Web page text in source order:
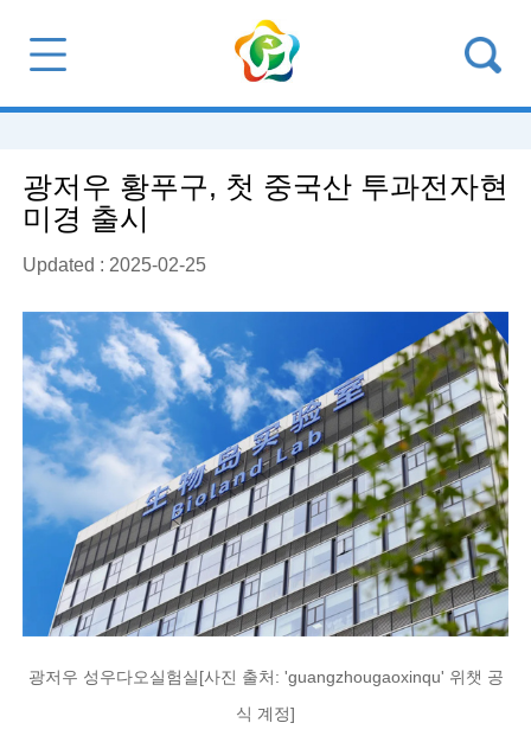
광저우 황푸구, 첫 중국산 투과전자현
미경 출시
Updated : 2025-02-25
광저우 성우다오실험실[사진 출처: 'guangzhougaoxinqu' 위챗 공
식 계정]